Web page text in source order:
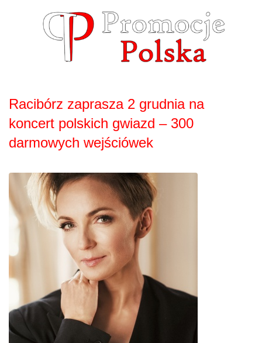
Racibórz zaprasza 2 grudnia na
koncert polskich gwiazd – 300
darmowych wejściówek